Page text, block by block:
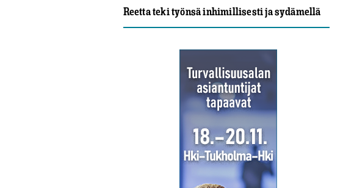
Reetta teki työnsä inhimillisesti ja sydämellä